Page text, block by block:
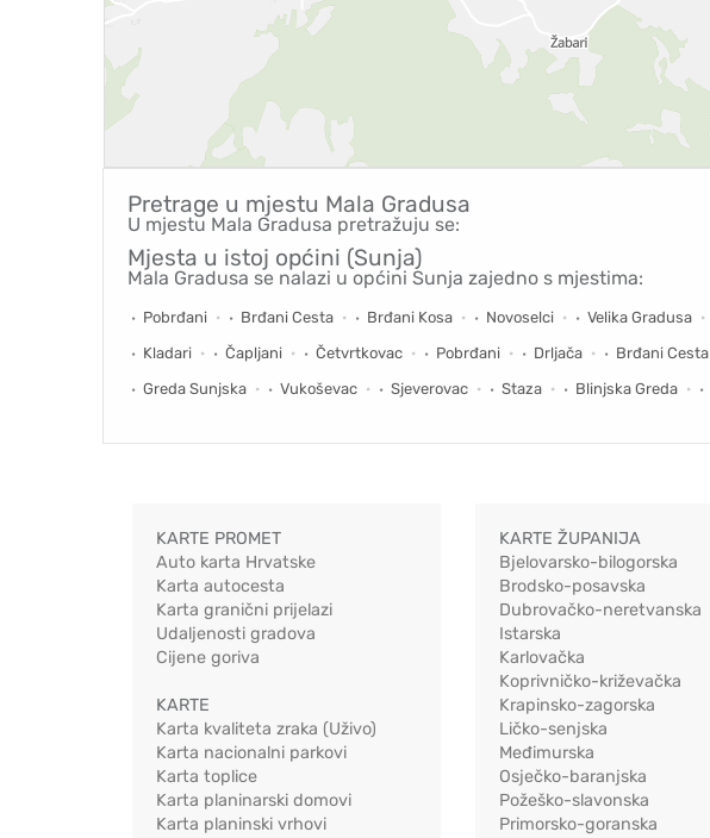
Pretrage u mjestu Mala Gradusa
U mjestu Mala Gradusa pretražuju se:
Mjesta u istoj općini (Sunja)
Mala Gradusa se nalazi u općini Sunja zajedno s mjestima:
Pobrđani Brđani Cesta Brđani Kosa Novoselci Velika Gradusa
Kladari
Čapljani Četvrtkovac Pobrđani Drljača Brđani Cesta
Greda Sunjska
Vukoševac Sjeverovac Staza Blinjska Greda
KARTE PROMET
Auto karta Hrvatske
Karta autocesta
Karta granični prijelazi
Udaljenosti gradova
Cijene goriva
KARTE
Karta kvaliteta zraka (Uživo)
Karta nacionalni parkovi
Karta toplice
Karta planinarski domovi
Karta planinski vrhovi
KARTE ŽUPANIJA
Bjelovarsko-bilogorska
Brodsko-posavska
Dubrovačko-neretvanska
Istarska
Karlovačka
Koprivničko-križevačka
Krapinsko-zagorska
Ličko-senjska
Međimurska
Osječko-baranjska
Požeško-slavonska
Primorsko-goranska